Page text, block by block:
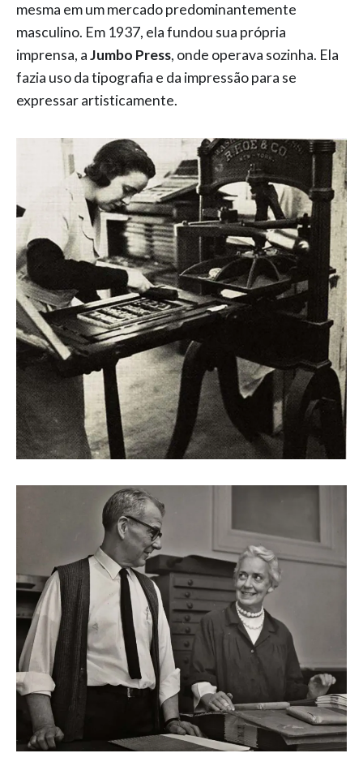
mesma em um mercado predominantemente
masculino. Em 1937, ela fundou sua própria
imprensa, aJumbo Press, onde operava sozinha. Ela
fazia uso da tipografia e da impressão para se
expressar artisticamente.